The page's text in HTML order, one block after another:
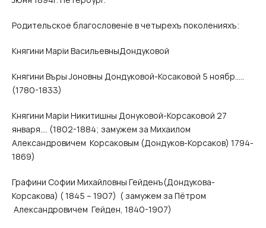
Родительское благословенiе в четырехъ поколенияхъ:
Княгини Марiи ВасильевныДондуковой
Княгини Въры Jоновны Дондуковой-Косаковой 5 ноябр…..
(1780-1833)
Княгини Марiи Никитишны Донуковой-Корсаковой 27
января…. (1802-1884; замужем за Михаилом
Александровичем Корсаковым (Дондуков-Корсаков) 1794-
1869)
Графини Софии Михайловны Гейденъ(Дондукова-
Корсакова) ( 1845 – 1907) ( замужем за Пётром
Александровичем Гейден, 1840-1907)